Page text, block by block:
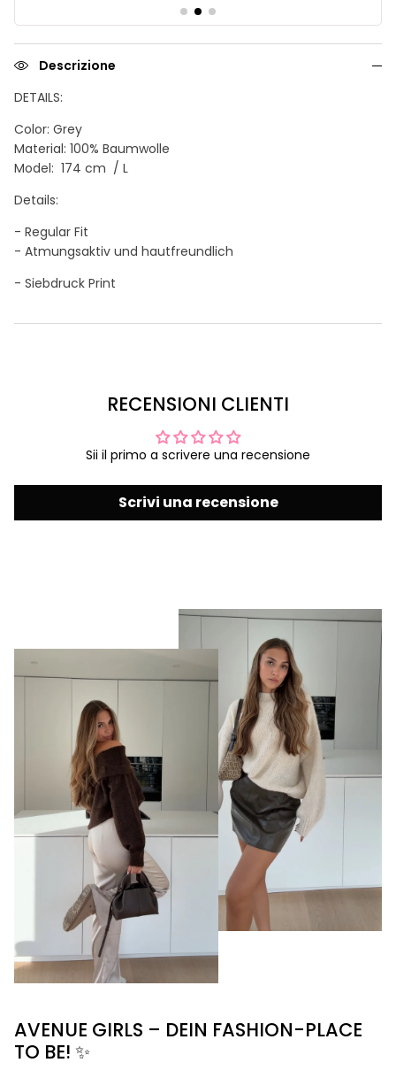
Descrizione
DETAILS:
Color: Grey
Material: 100% Baumwolle
Model: 174 cm / L
Details:
- Regular Fit
- Atmungsaktiv und hautfreundlich
- Siebdruck Print
RECENSIONI CLIENTI
Sii il primo a scrivere una recensione
Scrivi una recensione
AVENUE GIRLS – DEIN FASHION-PLACE
TO BE! ✨